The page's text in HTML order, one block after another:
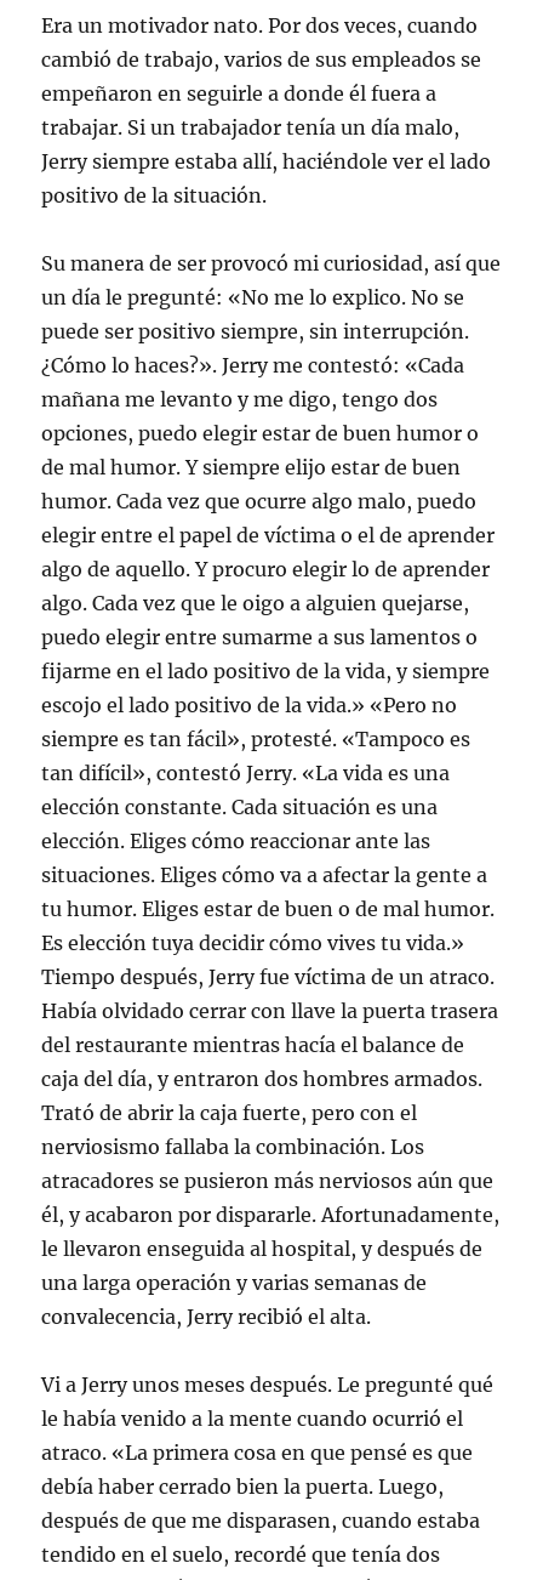
Era un motivador nato. Por dos veces, cuando
cambió de trabajo, varios de sus empleados se
empeñaron en seguirle a donde él fuera a
trabajar. Si un trabajador tenía un día malo,
Jerry siempre estaba allí, haciéndole ver el lado
positivo de la situación.
Su manera de ser provocó mi curiosidad, así que
un día le pregunté: «No me lo explico. No se
puede ser positivo siempre, sin interrupción.
¿Cómo lo haces?». Jerry me contestó: «Cada
mañana me levanto y me digo, tengo dos
opciones, puedo elegir estar de buen humor o
de mal humor. Y siempre elijo estar de buen
humor. Cada vez que ocurre algo malo, puedo
elegir entre el papel de víctima o el de aprender
algo de aquello. Y procuro elegir lo de aprender
algo. Cada vez que le oigo a alguien quejarse,
puedo elegir entre sumarme a sus lamentos o
fijarme en el lado positivo de la vida, y siempre
escojo el lado positivo de la vida.» «Pero no
siempre es tan fácil», protesté. «Tampoco es
tan difícil», contestó Jerry. «La vida es una
elección constante. Cada situación es una
elección. Eliges cómo reaccionar ante las
situaciones. Eliges cómo va a afectar la gente a
tu humor. Eliges estar de buen o de mal humor.
Es elección tuya decidir cómo vives tu vida.»
Tiempo después, Jerry fue víctima de un atraco.
Había olvidado cerrar con llave la puerta trasera
del restaurante mientras hacía el balance de
caja del día, y entraron dos hombres armados.
Trató de abrir la caja fuerte, pero con el
nerviosismo fallaba la combinación. Los
atracadores se pusieron más nerviosos aún que
él, y acabaron por dispararle. Afortunadamente,
le llevaron enseguida al hospital, y después de
una larga operación y varias semanas de
convalecencia, Jerry recibió el alta.
Vi a Jerry unos meses después. Le pregunté qué
le había venido a la mente cuando ocurrió el
atraco. «La primera cosa en que pensé es que
debía haber cerrado bien la puerta. Luego,
después de que me disparasen, cuando estaba
tendido en el suelo, recordé que tenía dos